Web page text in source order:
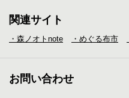
関連サイト
・森ノオトnote ・めぐる布市
お問い合わせ